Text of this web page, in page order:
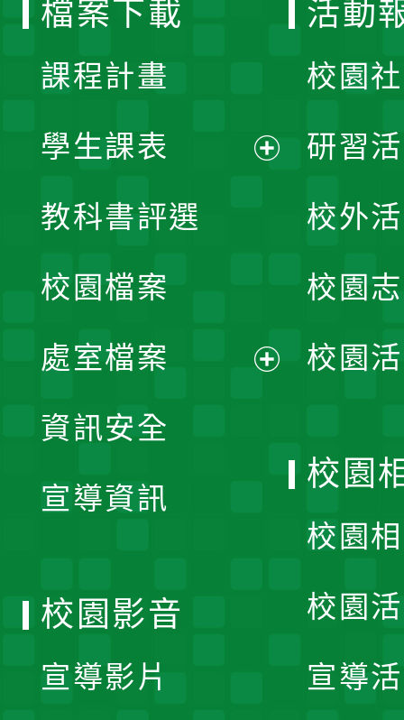
檔案下載
課程計畫
學生課表
單
教科書評選
校園檔案
處室檔案
資訊安全
宣導資訊
活動
校園
研習
校外
校園
校園
校園
校園
校園
宣導
校園影音
宣導影片